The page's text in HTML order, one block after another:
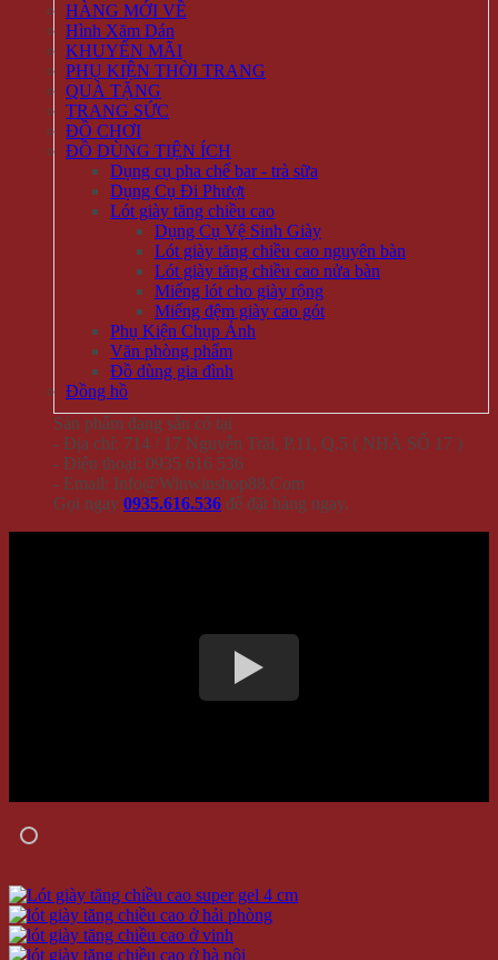
HÀNG MỚI VỀ
Hình Xăm Dán
KHUYẾN MÃI
PHỤ KIỆN THỜI TRANG
QUÀ TẶNG
TRANG SỨC
ĐỒ CHƠI
ĐỒ DÙNG TIỆN ÍCH
Dụng cụ pha chế bar - trà sữa
Dụng Cụ Đi Phượt
Lót giày tăng chiều cao
Dụng Cụ Vệ Sinh Giày
Lót giày tăng chiều cao nguyên bàn
Lót giày tăng chiều cao nửa bàn
Miếng lót cho giày rộng
Miếng đệm giày cao gót
Phụ Kiện Chụp Ảnh
Văn phòng phẩm
Đồ dùng gia đình
Đồng hồ
Sản phẩm đang sẵn có tại
- Địa chỉ: 714 / 17 Nguyễn Trãi, P.11, Q.5 ( NHÀ SỐ 17 )
- Điện thoại: 0935 616 536
- Email: Info@Winwinshop88.Com
Gọi ngay 0935.616.536 để đặt hàng ngay.